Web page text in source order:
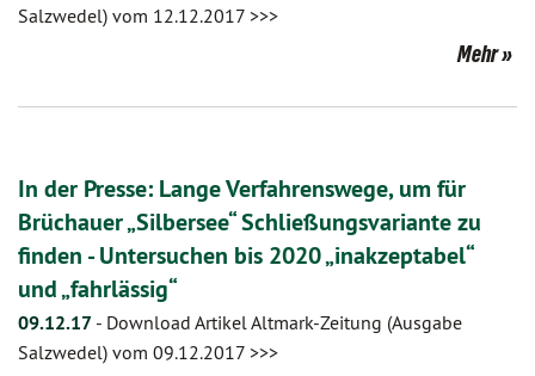
Salzwedel) vom 12.12.2017 >>>
Mehr
In der Presse: Lange Verfahrenswege, um für
Brüchauer „Silbersee“ Schließungsvariante zu
finden - Untersuchen bis 2020 „inakzeptabel“
und „fahrlässig“
09.12.17 - Download Artikel Altmark-Zeitung (Ausgabe
Salzwedel) vom 09.12.2017 >>>